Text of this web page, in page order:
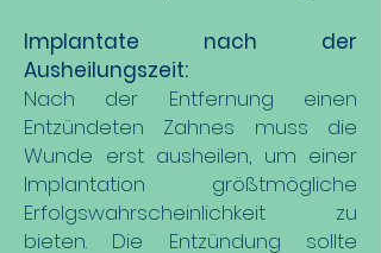
Implantate nach der
Ausheilungszeit:
Nach der Entfernung einen
Entzündeten Zahnes muss die
Wunde erst ausheilen, um einer
Implantation größtmögliche
Erfolgswahrscheinlichkeit zu
bieten. Die Entzündung sollte